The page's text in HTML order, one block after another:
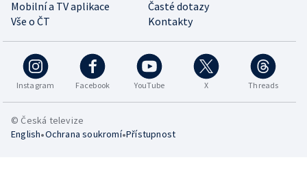
Mobilní a TV aplikace
Časté dotazy
Vše o ČT
Kontakty
Instagram Facebook YouTube X Threads
© Česká televize
English•Ochrana soukromí•Přístupnost